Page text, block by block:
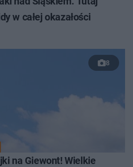
w całej okazałości
8
na Giewont! Wielkie